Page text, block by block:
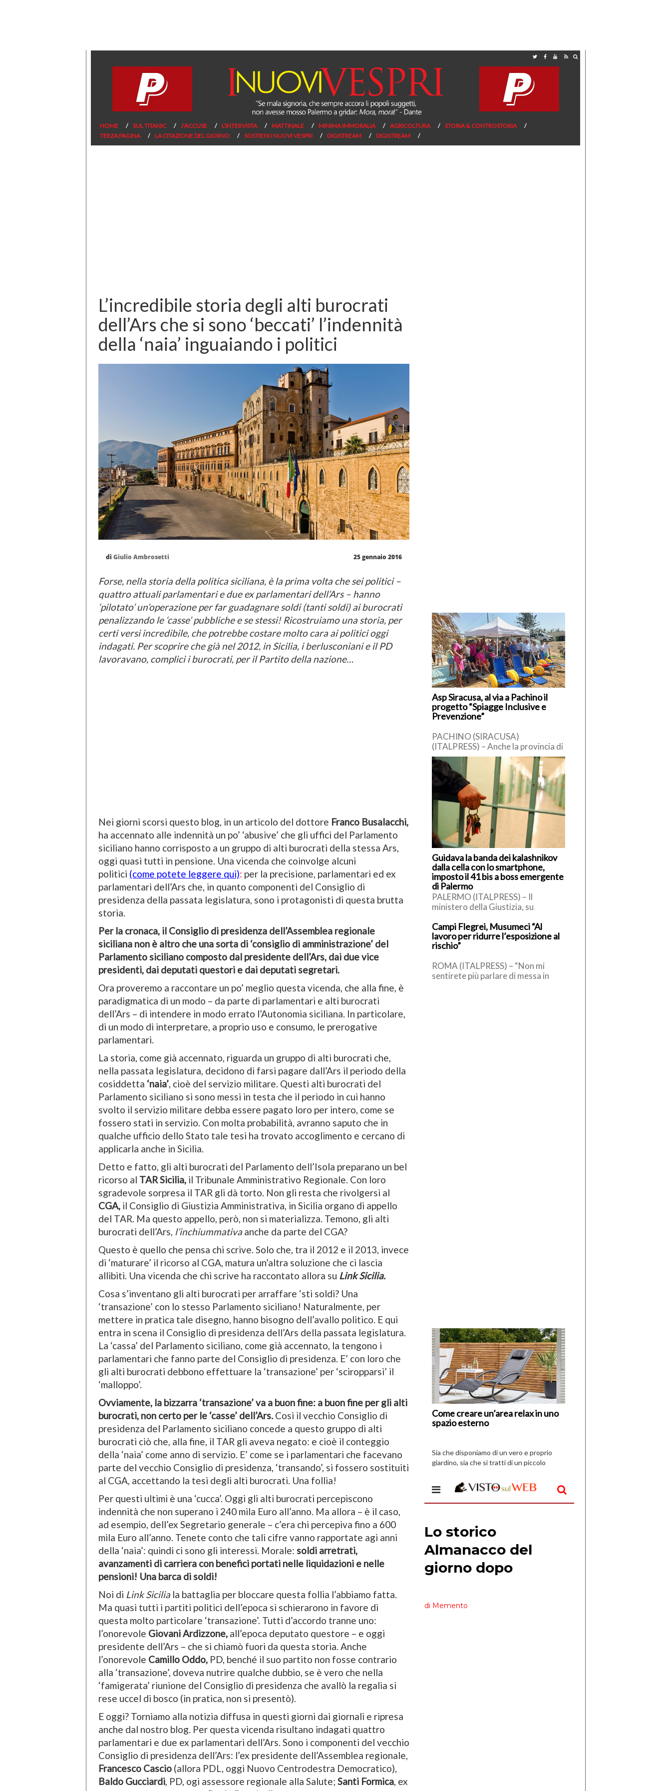
HOME SUL TITANIC J’ACCUSE L’INTERVISTA MATTINALE MINIMA IMMORALIA AGRICOLTURA
STORIA & CONTROSTORIA
TERZA PAGINA
LA CITAZIONE DEL GIORNO SOSTIENI I NUOVI VESPRI DIGISTREAM DIGISTREAM
L’incredibile storia degli alti burocrati
dell’Ars che si sono ‘beccati’ l’indennità
della ‘naia’ inguaiando i politici
di Giulio Ambrosetti 25 gennaio 2016
Forse, nella storia della politica siciliana, è la prima volta che sei politici –
quattro attuali parlamentari e due ex parlamentari dell’Ars – hanno
‘pilotato’ un’operazione per far guadagnare soldi (tanti soldi) ai burocrati
penalizzando le ‘casse’ pubbliche e se stessi! Ricostruiamo una storia, per
certi versi incredibile, che potrebbe costare molto cara ai politici oggi
indagati. Per scoprire che già nel 2012, in Sicilia, i berlusconiani e il PD
lavoravano, complici i burocrati, per il Partito della nazione…
Nei giorni scorsi questo blog, in un articolo del dottore Franco Busalacchi,
ha accennato alle indennità un po’ ‘abusive’ che gli uffici del Parlamento
siciliano hanno corrisposto a un gruppo di alti burocrati della stessa Ars,
oggi quasi tutti in pensione. Una vicenda che coinvolge alcuni
politici (come potete leggere qui): per la precisione, parlamentari ed ex
parlamentari dell’Ars che, in quanto componenti del Consiglio di
presidenza della passata legislatura, sono i protagonisti di questa brutta
storia.
Per la cronaca, il Consiglio di presidenza dell’Assemblea regionale
siciliana non è altro che una sorta di ‘consiglio di amministrazione’ del
Parlamento siciliano composto dal presidente dell’Ars, dai due vice
presidenti, dai deputati questori e dai deputati segretari.
Ora proveremo a raccontare un po’ meglio questa vicenda, che alla fine, è
paradigmatica di un modo – da parte di parlamentari e alti burocrati
dell’Ars – di intendere in modo errato l’Autonomia siciliana. In particolare,
di un modo di interpretare, a proprio uso e consumo, le prerogative
parlamentari.
La storia, come già accennato, riguarda un gruppo di alti burocrati che,
nella passata legislatura, decidono di farsi pagare dall’Ars il periodo della
cosiddetta ‘naia’, cioè del servizio militare. Questi alti burocrati del
Parlamento siciliano si sono messi in testa che il periodo in cui hanno
svolto il servizio militare debba essere pagato loro per intero, come se
fossero stati in servizio. Con molta probabilità, avranno saputo che in
qualche ufficio dello Stato tale tesi ha trovato accoglimento e cercano di
applicarla anche in Sicilia.
Detto e fatto, gli alti burocrati del Parlamento dell’Isola preparano un bel
ricorso al TAR Sicilia, il Tribunale Amministrativo Regionale. Con loro
sgradevole sorpresa il TAR gli dà torto. Non gli resta che rivolgersi al
CGA, il Consiglio di Giustizia Amministrativa, in Sicilia organo di appello
del TAR. Ma questo appello, però, non si materializza. Temono, gli alti
burocrati dell’Ars, l’inchiummativaanche da parte del CGA?
Questo è quello che pensa chi scrive. Solo che, tra il 2012 e il 2013, invece
di ‘maturare’ il ricorso al CGA, matura un’altra soluzione che ci lascia
allibiti. Una vicenda che chi scrive ha raccontato allora su Link Sicilia.
Cosa s’inventano gli alti burocrati per arraffare ‘sti soldi? Una
‘transazione’ con lo stesso Parlamento siciliano! Naturalmente, per
mettere in pratica tale disegno, hanno bisogno dell’avallo politico. E qui
entra in scena il Consiglio di presidenza dell’Ars della passata legislatura.
La ‘cassa’ del Parlamento siciliano, come già accennato, la tengono i
parlamentari che fanno parte del Consiglio di presidenza. E’ con loro che
gli alti burocrati debbono effettuare la ‘transazione’ per ‘sciropparsi’ il
‘malloppo’.
Ovviamente, la bizzarra ‘transazione’ va a buon fine: a buon fine per gli alti
burocrati, non certo per le ‘casse’ dell’Ars. Così il vecchio Consiglio di
presidenza del Parlamento siciliano concede a questo gruppo di alti
burocrati ciò che, alla fine, il TAR gli aveva negato: e cioè il conteggio
della ‘naia’ come anno di servizio. E’ come se i parlamentari che facevano
parte del vecchio Consiglio di presidenza, ‘transando’, si fossero sostituiti
al CGA, accettando la tesi degli alti burocrati. Una follia!
Per questi ultimi è una ‘cucca’. Oggi gli alti burocrati percepiscono
indennità che non superano i 240 mila Euro all’anno. Ma allora – è il caso,
ad esempio, dell’ex Segretario generale – c’era chi percepiva fino a 600
mila Euro all’anno. Tenete conto che tali cifre vanno rapportate agi anni
della ‘naia’: quindi ci sono gli interessi. Morale: soldi arretrati,
avanzamenti di carriera con benefici portati nelle liquidazioni e nelle
pensioni! Una barca di soldi!
Noi di Link Siciliala battaglia per bloccare questa follia l’abbiamo fatta.
Ma quasi tutti i partiti politici dell’epoca si schierarono in favore di
questa molto particolare ‘transazione’. Tutti d’accordo tranne uno:
l’onorevole Giovani Ardizzone, all’epoca deputato questore – e oggi
presidente dell’Ars – che si chiamò fuori da questa storia. Anche
l’onorevole Camillo Oddo, PD, benché il suo partito non fosse contrario
alla ‘transazione’, doveva nutrire qualche dubbio, se è vero che nella
‘famigerata’ riunione del Consiglio di presidenza che avallò la regalia si
rese uccel di bosco (in pratica, non si presentò).
E oggi? Torniamo alla notizia diffusa in questi giorni dai giornali e ripresa
anche dal nostro blog. Per questa vicenda risultano indagati quattro
parlamentari e due ex parlamentari dell’Ars. Sono i componenti del vecchio
Consiglio di presidenza dell’Ars: l’ex presidente dell’Assemblea regionale,
Francesco Cascio (allora PDL, oggi Nuovo Centrodestra Democratico),
Baldo Gucciardi, PD, ogi assessore regionale alla Salute; Santi Formica, ex
Asp Siracusa, al via a Pachino il
progetto “Spiagge Inclusive e
Prevenzione”
PACHINO (SIRACUSA)
(ITALPRESS) – Anche la provincia di
Siracusa dispone ufficialmente di
una spiaggia pubblica totalmente
inclusiva e attrezzata per […]
Guidava la banda dei kalashnikov
dalla cella con lo smartphone,
imposto il 41 bis a boss emergente
di Palermo
PALERMO (ITALPRESS) – Il
ministero della Giustizia, su
imposto il 41 bis a Salvatore […]
Campi Flegrei, Musumeci “Al
lavoro per ridurre l’esposizione al
rischio”
ROMA (ITALPRESS) – “Non mi
sentirete più parlare di messa in
Come creare un’area relax in uno
spazio esterno
di
I
Vespri
Sia che disponiamo di un vero e proprio
giardino, sia che si tratti di un piccolo